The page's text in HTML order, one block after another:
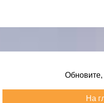
Обновите,
На